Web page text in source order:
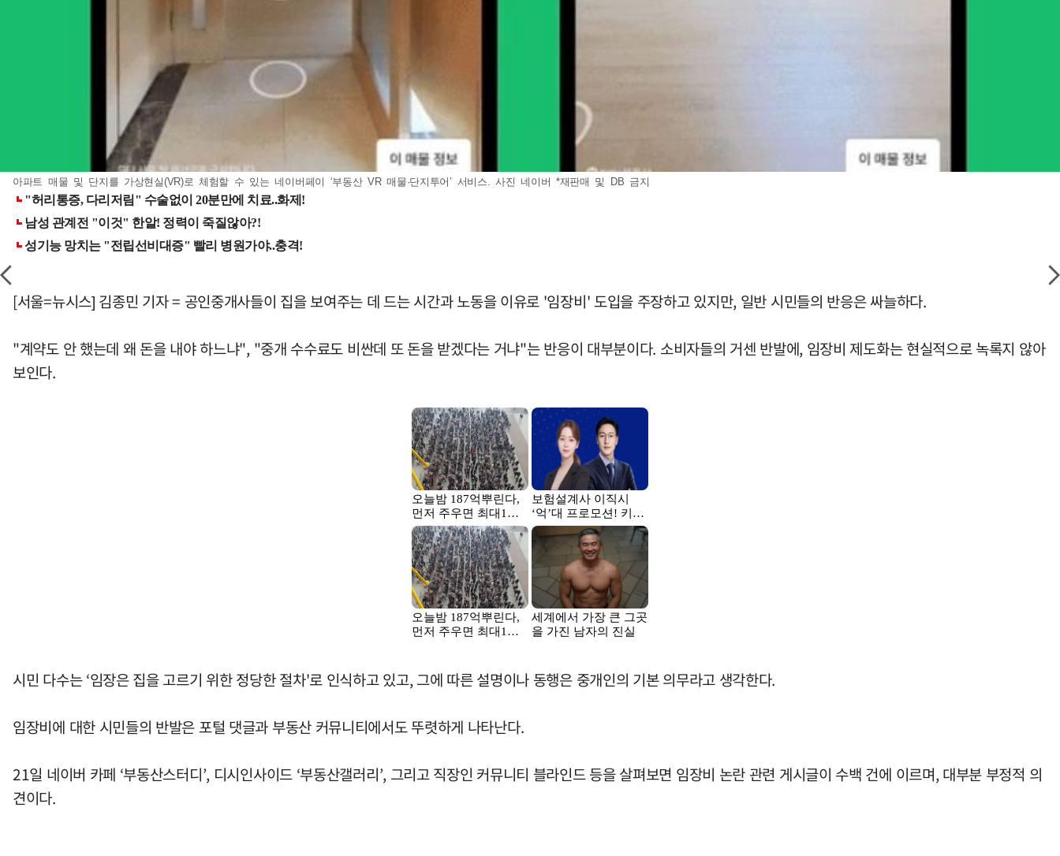
아파트 매물 및 단지를 가상현실(VR)로 체험할 수 있는 네이버페이 ‘부동산 VR 매물·단지투어’ 서비스. 사진 네이버 *재판매 및 DB 금지
[서울=뉴시스] 김종민 기자 = 공인중개사들이 집을 보여주는 데 드는 시간과 노동을 이유로 '임장비' 도입을 주장하고 있지만, 일반 시민들의 반응은 싸늘하다.
"계약도 안 했는데 왜 돈을 내야 하느냐", "중개 수수료도 비싼데 또 돈을 받겠다는 거냐"는 반응이 대부분이다. 소비자들의 거센 반발에, 임장비 제도화는 현실적으로 녹록지 않아
보인다.
시민 다수는 ‘임장은 집을 고르기 위한 정당한 절차'로 인식하고 있고, 그에 따른 설명이나 동행은 중개인의 기본 의무라고 생각한다.
임장비에 대한 시민들의 반발은 포털 댓글과 부동산 커뮤니티에서도 뚜렷하게 나타난다.
21일 네이버 카페 ‘부동산스터디’, 디시인사이드 ‘부동산갤러리’, 그리고 직장인 커뮤니티 블라인드 등을 살펴보면 임장비 논란 관련 게시글이 수백 건에 이르며, 대부분 부정적 의
견이다.